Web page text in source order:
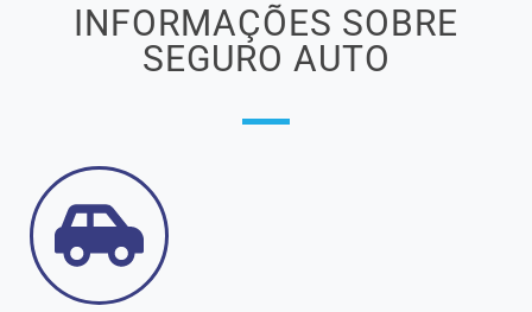
INFORMAÇÕES SOBRE
SEGURO AUTO